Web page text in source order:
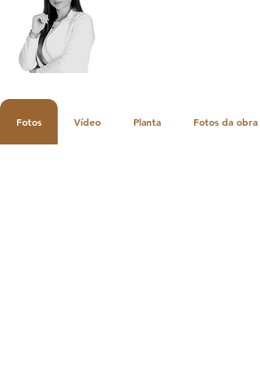
Fotos Vídeo Planta Fotos da obra